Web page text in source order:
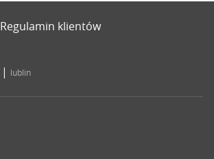
Regulamin klientów
| lublin